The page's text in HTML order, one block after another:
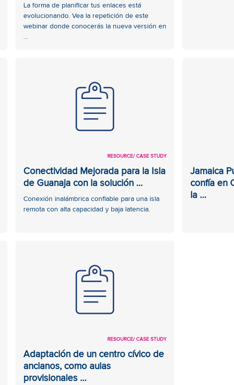
La forma de planificar tus enlaces está
evolucionando. Vea la repetición de este
webinar donde conocerás la nueva versión en
…
RESOURCE/ CASE STUDY
Conectividad Mejorada para la Isla
de Guanaja con la solución …
Conexión inalámbrica confiable para una isla
remota con alta capacidad y baja latencia.
Jamaica
confía en
la …
RESOURCE/ CASE STUDY
Adaptación de un centro cívico de
ancianos, como aulas
provisionales …